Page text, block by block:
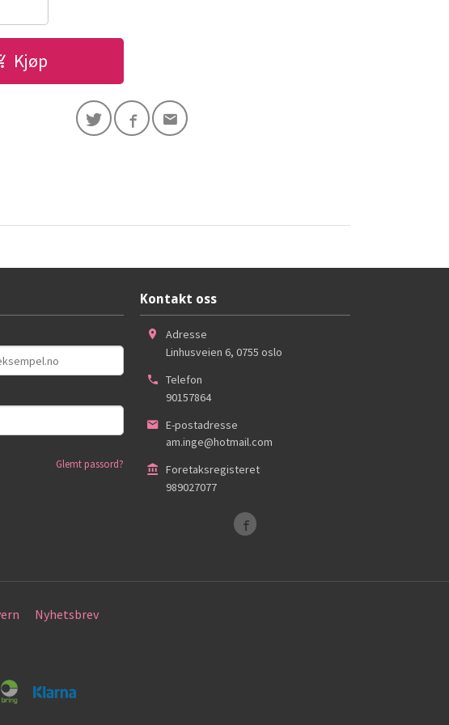
Kjøp
Glemt passord?
Kontakt oss
Adresse
Linhusveien 6, 0755 oslo
Telefon
90157864
E-postadresse
am.inge@hotmail.com
Foretaksregisteret
989027077
Nyhetsbrev